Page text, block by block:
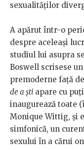
sexualităților
A apărut într-o
despre aceleași
studiul lui asupra
Boswell scrisese
premoderne față
de a ști apare cu
inaugurează toate
Monique Wittig, și
simfonică, un
sexului în a cărui